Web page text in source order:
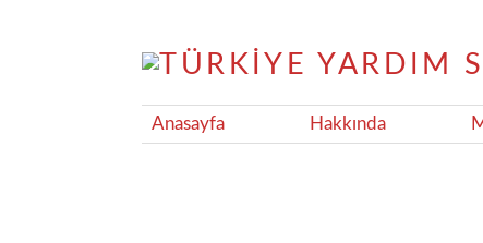
Anasayfa Hakkında